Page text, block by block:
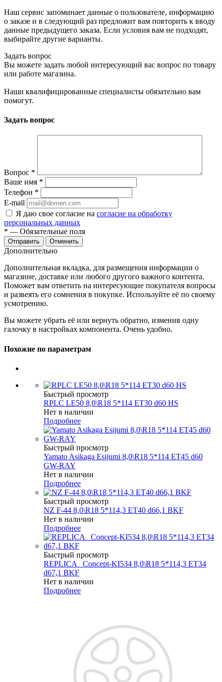
Наш сервис запоминает данные о пользователе, информацию
о заказе и в следующий раз предложит вам повторить к вводу
данные предыдущего заказа. Если условия вам не подходят,
выбирайте другие варианты.
Задать вопрос
Вы можете задать любой интересующий вас вопрос по товару
или работе магазина.
Наши квалифицированные специалисты обязательно вам
помогут.
Задать вопрос
Вопрос *
Ваше имя *
Телефон *
E-mail
Я даю свое согласие на согласие на обработку
персональных данных
* — Обязательные поля
Отменить
Дополнительно
Дополнительная вкладка, для размещения информации о
магазине, доставке или любого другого важного контента.
Поможет вам ответить на интересующие покупателя вопросы
и развеять его сомнения в покупке. Используйте её по своему
усмотрению.
Вы можете убрать её или вернуть обратно, изменив одну
галочку в настройках компонента. Очень удобно.
Похожие по параметрам
Быстрый просмотр
RPLC LE50 8,0\R18 5*114 ET30 d60 HS
Нет в наличии
Подробнее
Быстрый просмотр
Yamato Asikaga Esijumi 8,0\R18 5*114 ET45 d60
GW-RAY
Нет в наличии
Подробнее
Быстрый просмотр
NZ F-44 8,0\R18 5*114,3 ET40 d66,1 BKF
Нет в наличии
Подробнее
Быстрый просмотр
REPLICA _Concept-KI534 8,0\R18 5*114,3 ET34
d67,1 BKF
Нет в наличии
Подробнее